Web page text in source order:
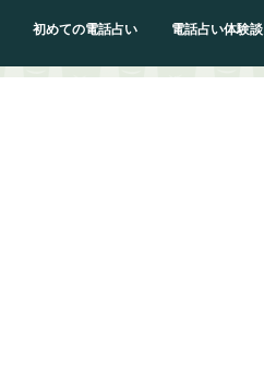
初めての電話占い 電話占い体験談